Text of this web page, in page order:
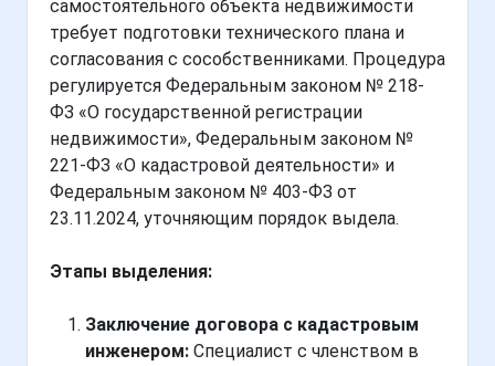
самостоятельного объекта недвижимости
требует подготовки технического плана и
согласования с сособственниками. Процедура
регулируется Федеральным законом № 218-
ФЗ «О государственной регистрации
недвижимости», Федеральным законом №
221-ФЗ «О кадастровой деятельности» и
Федеральным законом № 403-ФЗ от
23.11.2024, уточняющим порядок выдела.
Этапы выделения:
Заключение договора с кадастровым
инженером: Специалист с членством в